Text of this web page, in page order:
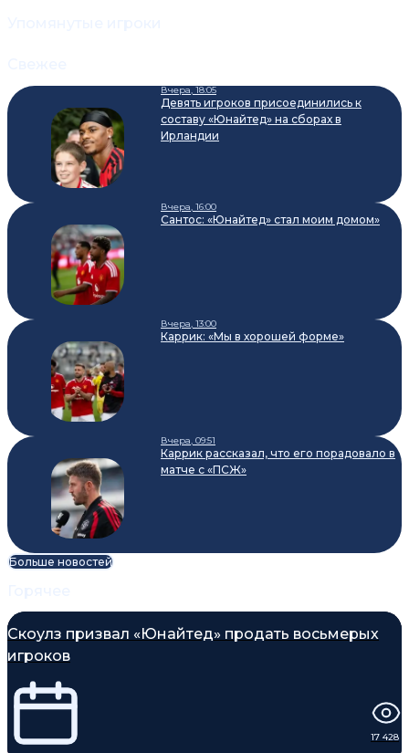
Вчера, 18:05
Девять игроков присоединились к
составу «Юнайтед» на сборах в
Ирландии
Вчера, 16:00
Сантос: «Юнайтед» стал моим домом»
Вчера, 13:00
Каррик: «Мы в хорошей форме»
Вчера, 09:51
Каррик рассказал, что его порадовало в
матче с «ПСЖ»
Больше новостей
Скоулз призвал «Юнайтед» продать восьмерых
игроков
17 428